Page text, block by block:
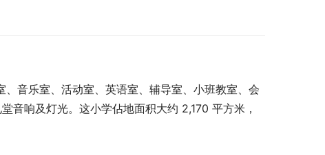
音乐室、活动室、英语室、辅导室、小班教室、会
音响及灯光。这小学佔地面积大约 2,170 平方米，